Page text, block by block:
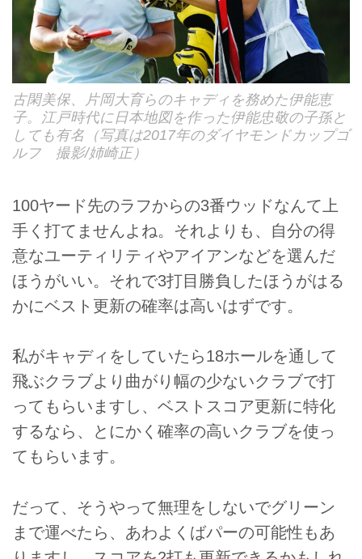
古閑美保、片岡大育らのキャディを務めた伊能恵
子。江戸時代に日本地図を作った伊能忠敬の子孫と
しても有名（写真は2017年のダイヤモンドカップゴ
ルフ 撮影/姉崎正）
100ヤード先のラフからの3番ウッドなんて上
手く打てませんよね。それよりも、自分の得
意なユーティリティやアイアンなどを選んだ
ほうがいい。それで3打目勝負したほうがはる
かにベスト更新の確率は高いはずです。
私がキャディをしていたら18ホールを通して
飛ぶクラブより曲がり幅の少ないクラブで打
ってもらいますし、ベストスコア更新に特化
するなら、とにかく確率の高いクラブを使っ
てもらいます。
だって、そうやって無理をしないでグリーン
まで運べたら、あわよくばパーの可能性もあ